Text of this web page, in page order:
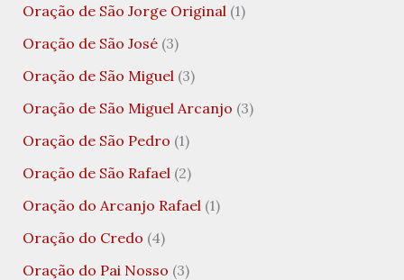
Oração de São Jorge Original (1)
Oração de São José(3)
Oração de São Miguel (3)
Oração de São Miguel Arcanjo (3)
Oração de São Pedro (1)
Oração de São Rafael (2)
Oração do Arcanjo Rafael (1)
Oração do Credo (4)
Oração do Pai Nosso (3)